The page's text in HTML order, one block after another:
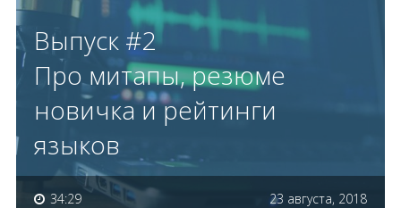
Выпуск #2
Про митапы, резюме
новичка и рейтинги
языков
34:29 23 августа, 2018